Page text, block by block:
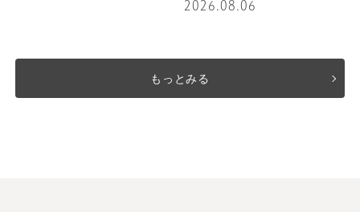
2026.08.06
もっとみる